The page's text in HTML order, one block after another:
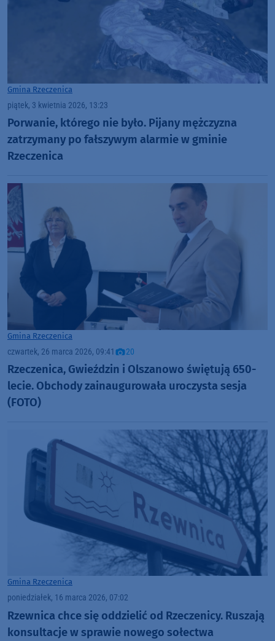
Gmina Rzeczenica
piątek, 3 kwietnia 2026, 13:23
Porwanie, którego nie było. Pijany mężczyzna
zatrzymany po fałszywym alarmie w gminie
Rzeczenica
Gmina Rzeczenica
czwartek, 26 marca 2026, 09:41 20
Rzeczenica, Gwieździn i Olszanowo świętują 650-
lecie. Obchody zainaugurowała uroczysta sesja
(FOTO)
Gmina Rzeczenica
poniedziałek, 16 marca 2026, 07:02
Rzewnica chce się oddzielić od Rzeczenicy. Ruszają
konsultacje w sprawie nowego sołectwa